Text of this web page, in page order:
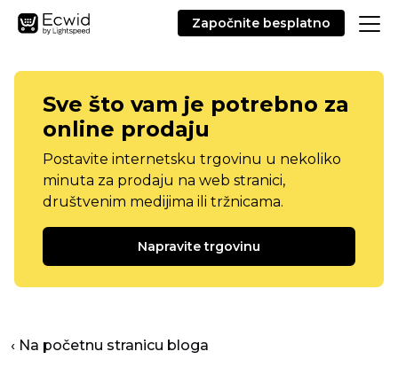
Započnite besplatno
Sve što vam je potrebno za
online prodaju
Postavite internetsku trgovinu u nekoliko
minuta za prodaju na web stranici,
društvenim medijima ili tržnicama.
Napravite trgovinu
‹ Na početnu stranicu bloga